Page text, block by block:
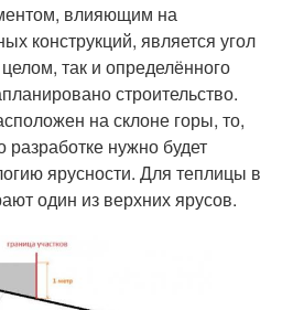
влияющим на
конструкций, является угол
так и определённого
строительство.
на склоне горы, то,
разработке нужно будет
ярусности. Для теплицы в
один из верхних ярусов.